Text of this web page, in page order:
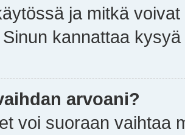
ja mitkä
kannattaa
arvoani?
voi suoraan vaihtaa